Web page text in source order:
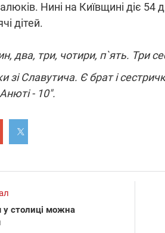
Нині на Київщині діє 54
дітей.
два, три, чотири, п`ять. Три
зі Славутича. Є брат і
- 10".
у столиці можна
Частина споживачів у
областях залишається без
російських обстрілів
Готуйте павербанки: через
спеку у серпні, можуть
"Машинерію війни" та